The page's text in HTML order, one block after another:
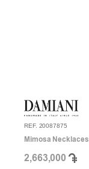
REF. 20087875
Mimosa Necklaces
2,663,000